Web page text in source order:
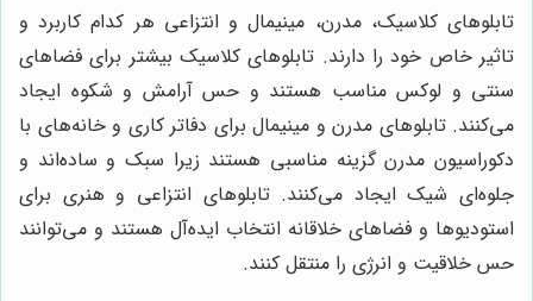
تابلوهای کلاسیک، مدرن، مینیمال و انتزاعی هر کدام کاربرد و
تاثیر خاص خود را دارند. تابلوهای کلاسیک بیشتر برای فضاهای
سنتی و لوکس مناسب هستند و حس آرامش و شکوه ایجاد
می‌کنند. تابلوهای مدرن و مینیمال برای دفاتر کاری و خانه‌های با
دکوراسیون مدرن گزینه مناسبی هستند زیرا سبک و ساده‌اند و
جلوه‌ای شیک ایجاد می‌کنند. تابلوهای انتزاعی و هنری برای
استودیوها و فضاهای خلاقانه انتخاب ایده‌آل هستند و می‌توانند
حس خلاقیت و انرژی را منتقل کنند.